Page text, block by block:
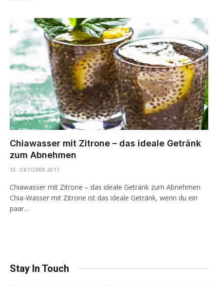
Chiawasser mit Zitrone – das ideale Getränk
zum Abnehmen
13. OKTOBER 2017
Chiawasser mit Zitrone – das ideale Getränk zum Abnehmen
Chia-Wasser mit Zitrone ist das ideale Getränk, wenn du ein
paar…
Stay In Touch